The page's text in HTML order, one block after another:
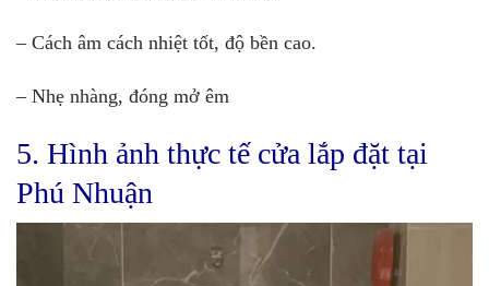
– Cách âm cách nhiệt tốt, độ bền cao.
– Nhẹ nhàng, đóng mở êm
5. Hình ảnh thực tế cửa lắp đặt tại
Phú Nhuận